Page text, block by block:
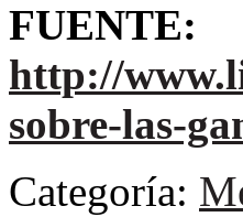
FUENTE:
http://
sobre-las-
Categoría: